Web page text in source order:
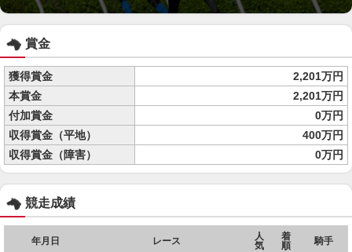
賞金
獲得賞金
2,201万円
本賞金
2,201万円
付加賞金
0万円
収得賞金（平地）
400万円
収得賞金（障害）
0万円
競走成績
年月日 レース
人
気
着
順
騎手